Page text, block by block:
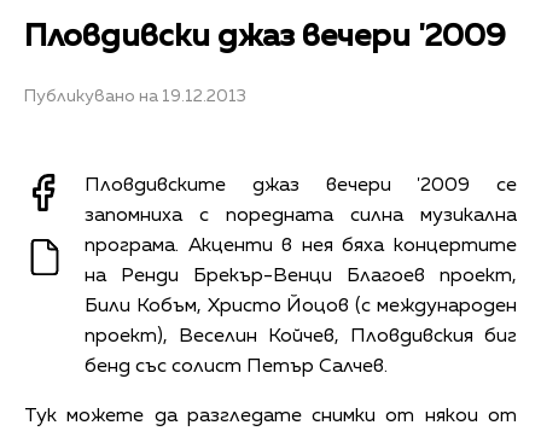
Пловдивски джаз вечери '2009
Публикувано на 19.12.2013
Пловдивските джаз вечери '2009 се
запомниха с поредната силна музикална
програма. Акценти в нея бяха концертите
на Ренди Брекър-Венци Благоев проект,
Били Кобъм, Христо Йоцов (с международен
проект), Веселин Койчев, Пловдивския биг
бенд със солист Петър Салчев.
Тук можете да разгледате снимки от някои от